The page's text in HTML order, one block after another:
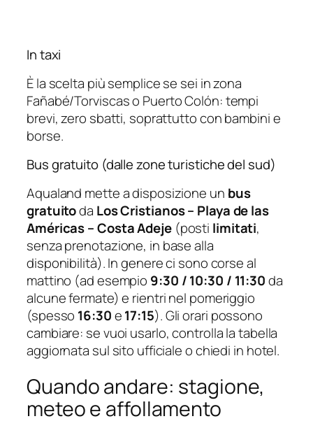
In taxi
È la scelta più semplice se sei in zona
Fañabé/Torviscas o Puerto Colón: tempi
brevi, zero sbatti, soprattutto con bambini e
borse.
Bus gratuito (dalle zone turistiche del sud)
Aqualand mette a disposizione un bus
gratuitoda Los Cristianos – Playa de las
Américas – Costa Adeje(posti limitati,
senza prenotazione, in base alla
disponibilità). In genere ci sono corse al
mattino (ad esempio 9:30 / 10:30 / 11:30da
alcune fermate) e rientri nel pomeriggio
(spesso 16:30e17:15). Gli orari possono
cambiare: se vuoi usarlo, controlla la tabella
aggiornata sul sito ufficiale o chiedi in hotel.
Quando andare: stagione,
meteo e affollamento